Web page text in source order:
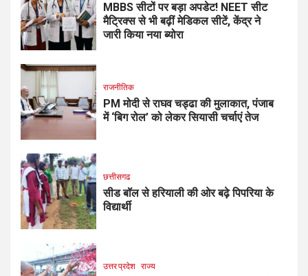
MBBS सीटों पर बड़ा अपडेट! NEET सीट
मैट्रिक्स से भी बढ़ीं मेडिकल सीटें, केंद्र ने
जारी किया नया ब्योरा
राजनीतिक
PM मोदी से राघव चड्ढा की मुलाकात, पंजाब
में ‘बिग रोल’ को लेकर सियासी चर्चाएं तेज
छत्तीसगढ
सीड बॉल से हरियाली की ओर बढ़े पिपरिया के
विद्यार्थी
उत्तर प्रदेश राज्य